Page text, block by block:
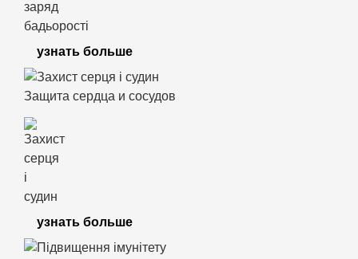
узнать больше
Защита сердца и сосудов
узнать больше